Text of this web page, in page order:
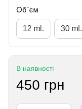
Об`єм
12 ml. 30 ml.
В наявності
450 грн